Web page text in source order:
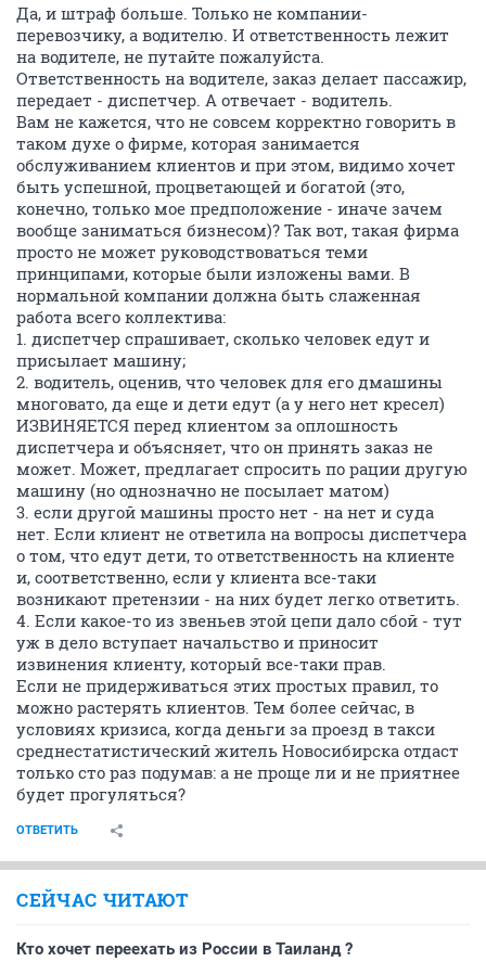
Да, и штраф больше. Только не компании-
перевозчику, а водителю. И ответственность лежит
на водителе, не путайте пожалуйста.
Ответственность на водителе, заказ делает пассажир,
передает - диспетчер. А отвечает - водитель.
Вам не кажется, что не совсем корректно говорить в
таком духе о фирме, которая занимается
обслуживанием клиентов и при этом, видимо хочет
быть успешной, процветающей и богатой (это,
конечно, только мое предположение - иначе зачем
вообще заниматься бизнесом)? Так вот, такая фирма
просто не может руководствоваться теми
принципами, которые были изложены вами. В
нормальной компании должна быть слаженная
работа всего коллектива:
1. диспетчер спрашивает, сколько человек едут и
присылает машину;
2. водитель, оценив, что человек для его дмашины
многовато, да еще и дети едут (а у него нет кресел)
ИЗВИНЯЕТСЯ перед клиентом за оплошность
диспетчера и объясняет, что он принять заказ не
может. Может, предлагает спросить по рации другую
машину (но однозначно не посылает матом)
3. если другой машины просто нет - на нет и суда
нет. Если клиент не ответила на вопросы диспетчера
о том, что едут дети, то ответственность на клиенте
и, соответственно, если у клиента все-таки
возникают претензии - на них будет легко ответить.
4. Если какое-то из звеньев этой цепи дало сбой - тут
уж в дело вступает начальство и приносит
извинения клиенту, который все-таки прав.
Если не придерживаться этих простых правил, то
можно растерять клиентов. Тем более сейчас, в
условиях кризиса, когда деньги за проезд в такси
среднестатистический житель Новосибирска отдаст
только сто раз подумав: а не проще ли и не приятнее
будет прогуляться?
ОТВЕТИТЬ
СЕЙЧАС ЧИТАЮТ
Кто хочет переехать из России в Таиланд ?